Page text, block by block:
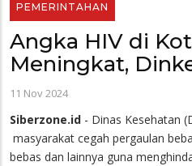
PEMERINTAHAN
Angka HIV di
Meningkat,
11 Nov 2024
Siberzone.id - Dinas Kesehatan
masyarakat cegah pergaulan
bebas dan lainnya guna